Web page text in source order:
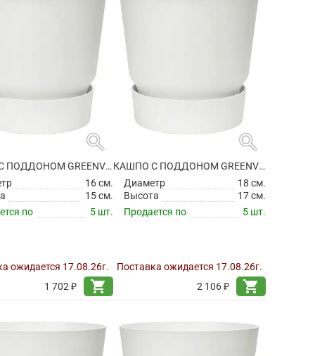
search
КАШПО С ПОДДОНОМ GREENVILLE ROUND WHITE
16 см.
15 см.
по
5 шт.
ожидается 17.08.26г.
1 702 ₽
shopping_cart
search
КАШПО С ПОДДОНОМ GREENVILLE ROUND WHITE
Диаметр
18 см.
Высота
17 см.
Продается по
5 шт.
Поставка ожидается 17.08.26г.
2 106 ₽
shopping_cart